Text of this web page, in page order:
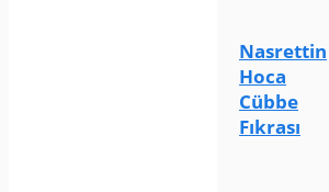
Nasrettin
Hoca
Cübbe
Fıkrası